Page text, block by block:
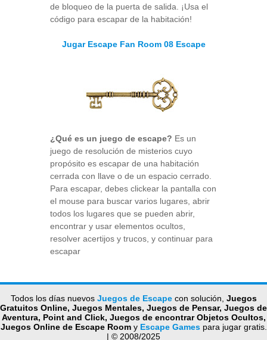
de bloqueo de la puerta de salida. ¡Usa el
código para escapar de la habitación!
Jugar Escape Fan Room 08 Escape
¿Qué es un juego de escape? Es un
juego de resolución de misterios cuyo
propósito es escapar de una habitación
cerrada con llave o de un espacio cerrado.
Para escapar, debes clickear la pantalla con
el mouse para buscar varios lugares, abrir
todos los lugares que se pueden abrir,
encontrar y usar elementos ocultos,
resolver acertijos y trucos, y continuar para
escapar
Todos los días nuevos Juegos de Escapecon solución, Juegos
Gratuitos Online, Juegos Mentales, Juegos de Pensar, Juegos de
Aventura, Point and Click, Juegos de encontrar Objetos Ocultos,
Juegos Online de Escape Room y Escape Gamespara jugar gratis.
| © 2008/2025